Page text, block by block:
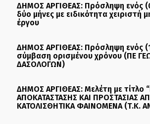
ΔΗΜΟΣ ΑΡΓΙΘΕΑΣ: Πρόσληψη ενός
δύο μήνες με ειδικότητα χειριστή
έργου
ΔΗΜΟΣ ΑΡΓΙΘΕΑΣ: Πρόσληψη ενός
σύμβαση ορισμένου χρόνου (ΠΕ
ΔΑΣΟΛΟΓΩΝ)
ΔΗΜΟΣ ΑΡΓΙΘΕΑΣ: Μελέτη με τίτλο
ΑΠΟΚΑΤΑΣΤΑΣΗΣ ΚΑΙ ΠΡΟΣΤΑΣΙΑΣ
ΚΑΤΟΛΙΣΘΗΤΙΚΑ ΦΑΙΝΟΜΕΝΑ (Τ.Κ.